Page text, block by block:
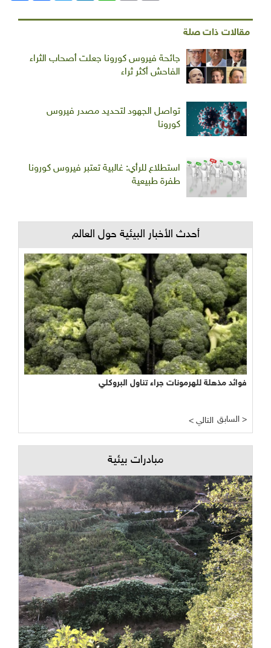
مقالات ذات صلة
جائحة فيروس كورونا جعلت أصحاب الثراء
الفاحش أكثر ثراء
تواصل الجهود لتحديد مصدر فيروس
كورونا
استطلاع للرأي: غالبية تعتبر فيروس كورونا
طفرة طبيعية
أحدث الأخبار البيئية حول العالم
فوائد مذهلة للهرمونات جراء تناول البروكلي
< التالي السابق >
مبادرات بيئية